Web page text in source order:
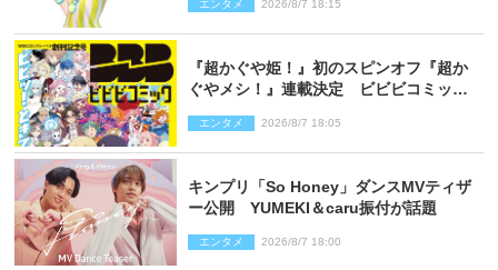
エンタメ 2026/8/7 18:15
『超かぐや姫！』初のスピンオフ『超か
ぐやメシ！』連載決定 ビビビコミック
エンタメ 2026/8/7 18:05
キンプリ「So Honey」ダンスMVティザ
ー公開 YUMEKI＆caru振付が話題
エンタメ 2026/8/7 18:00